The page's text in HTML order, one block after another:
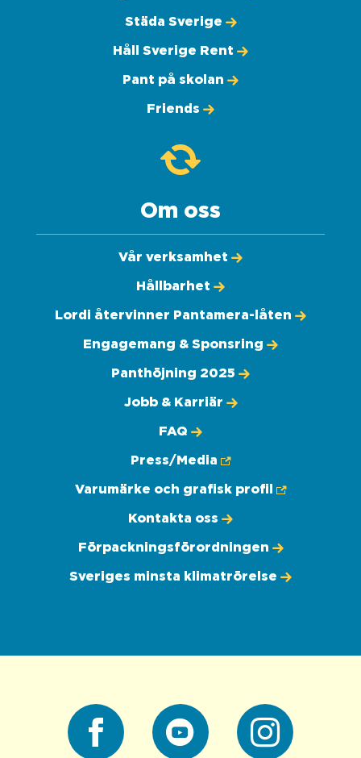
Städa Sverige
Håll Sverige Rent
Pant på skolan
Friends
Om oss
Vår verksamhet
Hållbarhet
Lordi återvinner Pantamera-låten
Engagemang & Sponsring
Panthöjning 2025
Jobb & Karriär
FAQ
Press/Media
Varumärke och grafisk profil
Kontakta oss
Förpackningsförordningen
Sveriges minsta klimatrörelse